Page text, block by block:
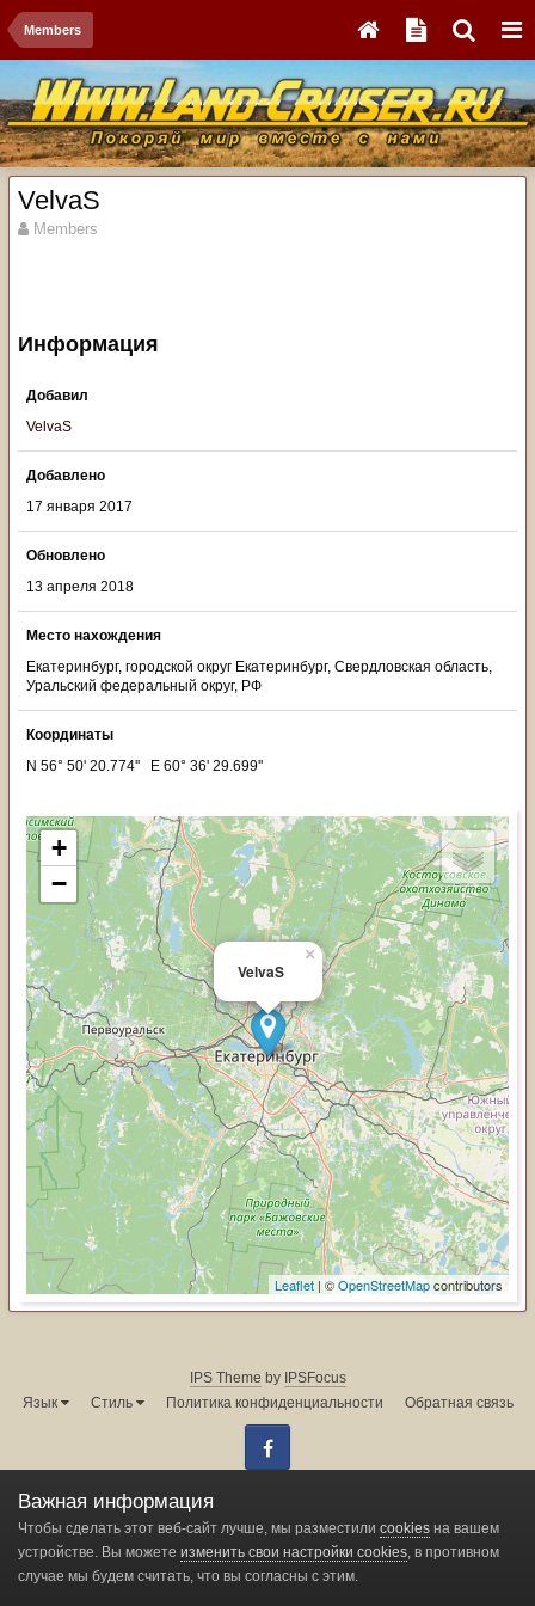
Members
VelvaS
Members
Информация
Добавил
VelvaS
Добавлено
17 января 2017
Обновлено
13 апреля 2018
Место нахождения
Екатеринбург, городской округ Екатеринбург, Свердловская область,
Уральский федеральный округ, РФ
Координаты
N 56° 50' 20.774'' E 60° 36' 29.699''
VelvaS
×
+
−
Leaflet | ©OpenStreetMapcontributors
IPS Theme by IPSFocus
Язык
Стиль Политика конфиденциальности Обратная связь
Администрация форума:
Powered by Invision Community
Change privacy settings
Важная информация
Чтобы сделать этот веб-сайт лучше, мы разместили cookies на вашем
устройстве. Вы можете изменить свои настройки cookies, в противном
случае мы будем считать, что вы согласны с этим.